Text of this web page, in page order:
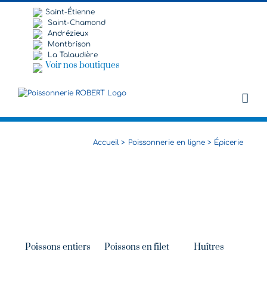
Saint-Étienne
Saint-Chamond
Andrézieux
Montbrison
La Talaudière
Voir nos boutiques
Accueil Poissonnerie en ligne Épicerie
Poissons entiers Poissons en filet Huîtres